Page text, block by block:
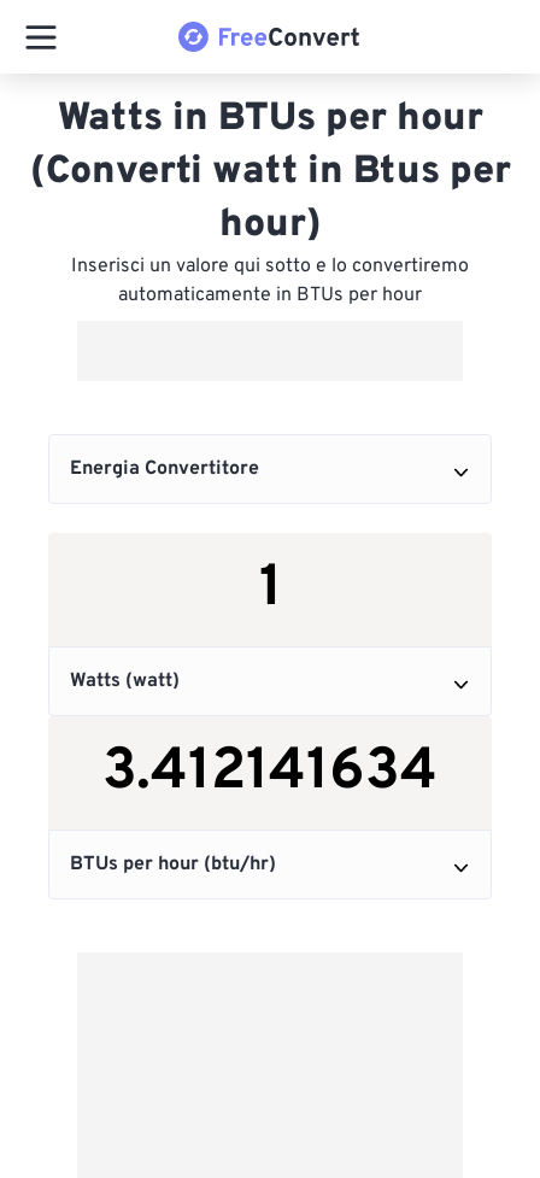
Watts in BTUs per hour
(Converti watt in Btus per
hour)
Inserisci un valore qui sotto e lo convertiremo
automaticamente in BTUs per hour